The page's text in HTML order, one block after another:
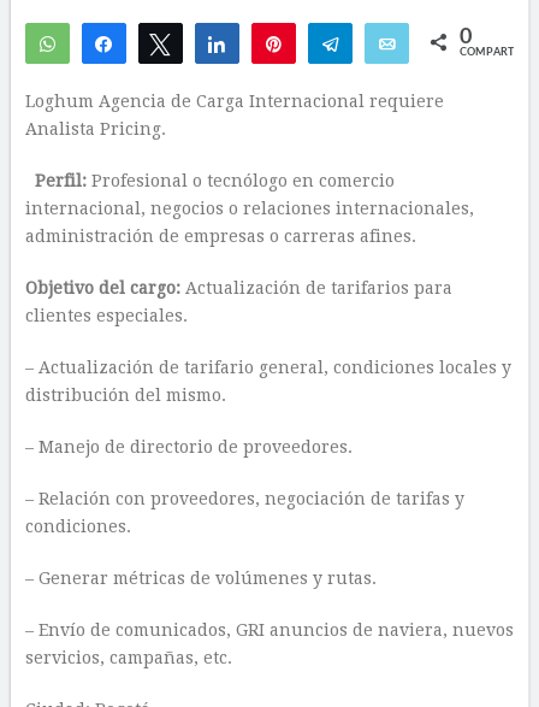
WhatsAppCompartirTwittear Compartir Telegram Email 0
COMPARTIR
Loghum Agencia de Carga Internacional requiere
Analista Pricing.
Perfil:Profesional o tecnólogo en comercio
internacional, negocios o relaciones internacionales,
administración de empresas o carreras afines.
Objetivo del cargo:Actualización de tarifarios para
clientes especiales.
– Actualización de tarifario general, condiciones locales y
distribución del mismo.
– Manejo de directorio de proveedores.
– Relación con proveedores, negociación de tarifas y
condiciones.
– Generar métricas de volúmenes y rutas.
– Envío de comunicados, GRI anuncios de naviera, nuevos
servicios, campañas, etc.